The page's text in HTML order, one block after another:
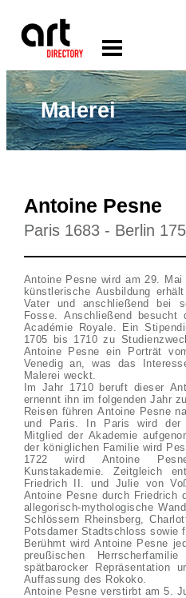
Malerei
Antoine Pesne
Paris 1683 - Berlin
Antoine Pesne wird am 29.
künstlerische Ausbildung
Vater und anschließend bei
Fosse. Anschließend
Académie Royale. Ein
1705 bis 1710 zu
Antoine Pesne ein Porträt
Venedig an, was das
Malerei weckt.
Im Jahr 1710 beruft dieser
ernennt ihn im folgenden Jahr
Reisen führen Antoine Pesne
und Paris. In Paris wird
Mitglied der Akademie
der königlichen Familie wird
1722 wird Antoine
Kunstakademie. Zeitgleich
Friedrich II. und Julie von
Antoine Pesne durch Friedrich
allegorisch-mythologische
Schlössern Rheinsberg,
Potsdamer Stadtschloss sowie
Berühmt wird Antoine Pesne
preußischen
spätbarocker Repräsentation
Auffassung des Rokoko.
Antoine Pesne verstirbt am 5.